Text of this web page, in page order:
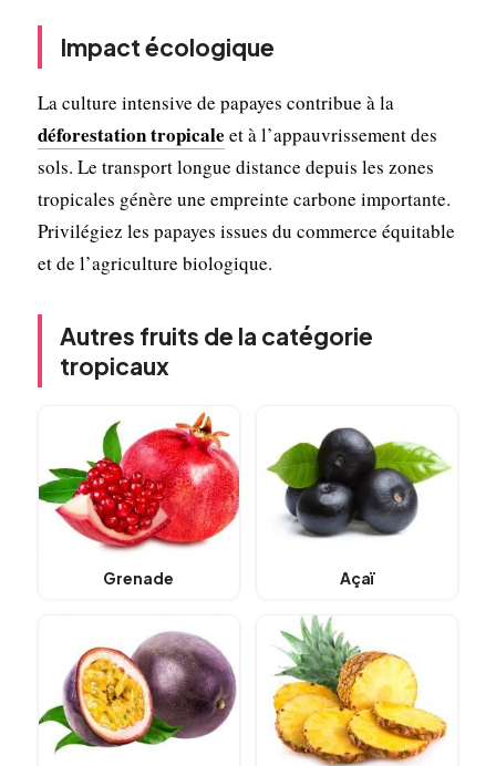
Impact écologique
La culture intensive de papayes contribue à la
déforestation tropicale et à l’appauvrissement des
sols. Le transport longue distance depuis les zones
tropicales génère une empreinte carbone importante.
Privilégiez les papayes issues du commerce équitable
et de l’agriculture biologique.
Autres fruits de la catégorie
tropicaux
Grenade Açaï